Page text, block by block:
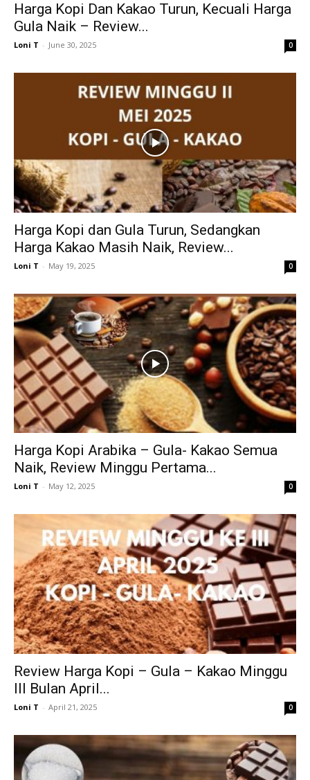
Harga Kopi Dan Kakao Turun, Kecuali Harga
Gula Naik – Review...
Loni T - June 30, 2025 0
Harga Kopi dan Gula Turun, Sedangkan
Harga Kakao Masih Naik, Review...
Loni T - May 19, 2025 0
Harga Kopi Arabika – Gula- Kakao Semua
Naik, Review Minggu Pertama...
Loni T - May 12, 2025 0
Review Harga Kopi – Gula – Kakao Minggu
III Bulan April...
Loni T - April 21, 2025 0